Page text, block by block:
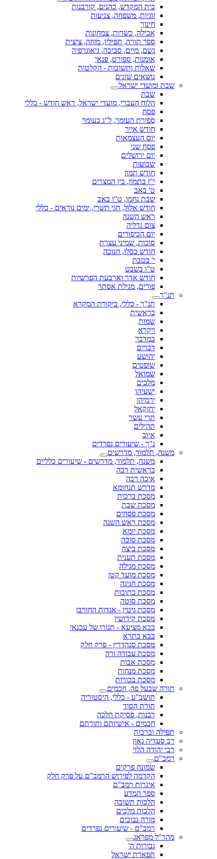
בית המקדש, כהנים, קורבנות
זוגיות, משפחה, צניעות
חינוך
אכילה, כשרות, צמחונות
ספר תורה, תפילין, מזוזה, ציצית
גשם, מיים, סביבה, גיאוגרפיה
אומנות, ספורט, פנאי
שאלות ותשובות - הקלטות
נושאים שונים
שבת ומועדי ישראל
שבת
הלוח העברי, מועדי ישראל, ראש חודש - כללי
פסח
ספירת העומר, ל"ג בעומר
חודש אייר
יום העצמאות
פסח שני
יום ירושלים
שבועות
חודש תמוז
י"ז בתמוז, בין המצרים
ט' באב
שבת נחמו, ט"ו באב
חודש אלול, חגי תשרי, ימים נוראים - כללי
ראש השנה
צום גדליה
יום הכיפורים
סוכות, שמיני עצרת
חודש כסלו, חנוכה
י' בטבת
ט"ו בשבט
חודש אדר וארבעת הפרשיות
פורים, מגילת אסתר
תנ"ך
תנ"ך - כללי, ביקורת המקרא
בראשית
שמות
ויקרא
במדבר
דברים
יהושע
שופטים
שמואל
מלכים
ישעיהו
ירמיהו
יחזקאל
תרי עשר
תהילים
איוב
נ"ך - שיעורים נפרדים
משנה, תלמוד, מדרשים
משנה, תלמוד, מדרשים - שיעורים כלליים
בראשית רבה
איכה רבה
מדרש תנחומא
מסכת ברכות
מסכת שבת
מסכת פסחים
מסכת ראש השנה
מסכת יומא
מסכת סוכה
מסכת ביצה
מסכת תענית
מסכת מגילה
מסכת מועד קטן
מסכת חגיגה
מסכת כתובות
מסכת סוטה
מסכת גיטין - אגדות החורבן
מסכת קידושין
בבא מציעא - תנורו של עכנאי
בבא בתרא
מסכת סנהדרין - פרק חלק
מסכת עבודה זרה
מסכת אבות
מסכת מנחות
מסכת בכורות
תורה שבעל פה, חכמים
תושב"ע - כללי, היסטוריה
תורת הסוד
רבנות, פסיקת הלכה
חכמים - אישיותם ותורתם
תפילה וברכות
רב סעדיה גאון
רבי יהודה הלוי
רמב"ם
שמונה פרקים
הקדמה לפירוש הרמב"ם על פרק חלק
איגרות רמב"ם
ספר המדע
הלכות תשובה
הלכות מלכים
מורה נבוכים
רמב"ם - שיעורים נפרדים
מהר"ל מפראג
גבורות ה'
תפארת ישראל